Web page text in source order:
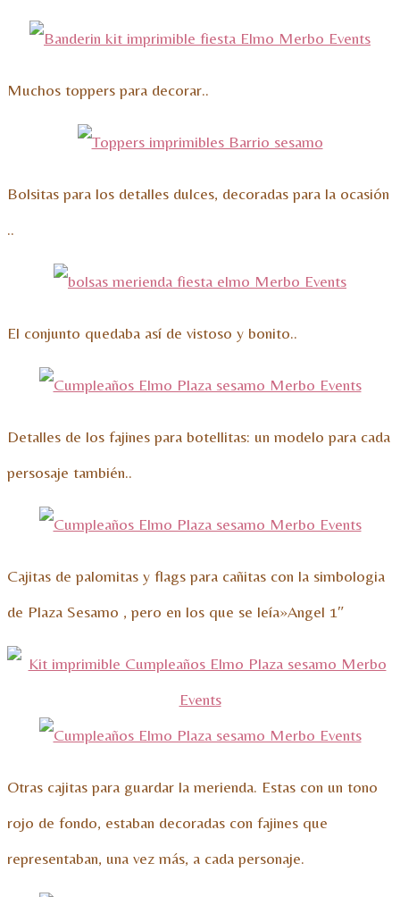
Muchos toppers para decorar..
Bolsitas para los detalles dulces, decoradas para la ocasión
..
El conjunto quedaba así de vistoso y bonito..
Detalles de los fajines para botellitas: un modelo para cada
persosaje también..
Cajitas de palomitas y flags para cañitas con la simbologia
de Plaza Sesamo , pero en los que se leía»Angel 1″
Otras cajitas para guardar la merienda. Estas con un tono
rojo de fondo, estaban decoradas con fajines que
representaban, una vez más, a cada personaje.